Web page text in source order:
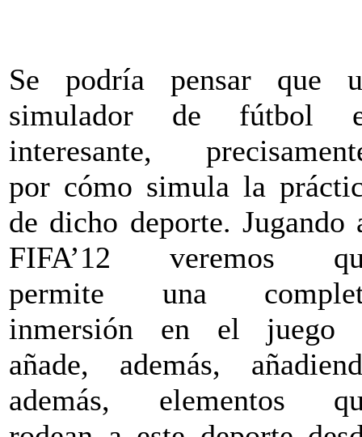
Se podría pensar que
simulador de fútbol
interesante,
por cómo simula la
de dicho deporte. Jugando
FIFA’12 veremos
permite una
inmersión en el juego
añade, además,
además, elementos